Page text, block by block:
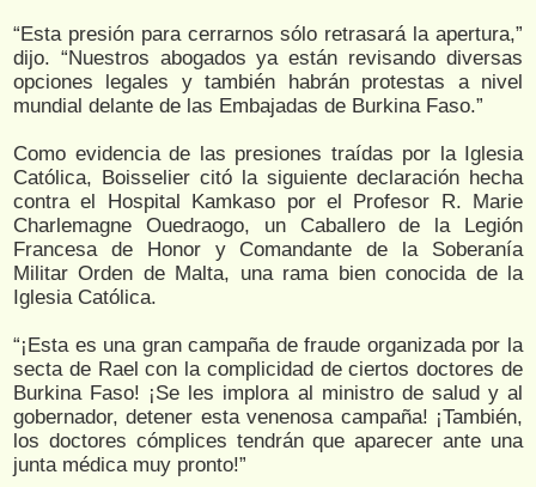
“Esta presión para cerrarnos sólo retrasará la apertura,”
dijo. “Nuestros abogados ya están revisando diversas
opciones legales y también habrán protestas a nivel
mundial delante de las Embajadas de Burkina Faso.”
Como evidencia de las presiones traídas por la Iglesia
Católica, Boisselier citó la siguiente declaración hecha
contra el Hospital Kamkaso por el Profesor R. Marie
Charlemagne Ouedraogo, un Caballero de la Legión
Francesa de Honor y Comandante de la Soberanía
Militar Orden de Malta, una rama bien conocida de la
Iglesia Católica.
“¡Esta es una gran campaña de fraude organizada por la
secta de Rael con la complicidad de ciertos doctores de
Burkina Faso! ¡Se les implora al ministro de salud y al
gobernador, detener esta venenosa campaña! ¡También,
los doctores cómplices tendrán que aparecer ante una
junta médica muy pronto!”